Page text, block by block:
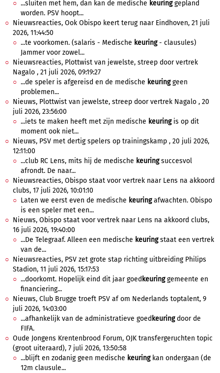
...sluiten met hem, dan kan de medische keuringgepland
worden. PSV hoopt...
Nieuwsreacties, Ook Obispo keert terug naar Eindhoven, 21 juli
2026, 11:44:50
...te voorkomen. (salaris - Medische keuring- clausules)
Jammer voor zowel...
Nieuwsreacties, Plottwist van jewelste, streep door vertrek
Nagalo , 21 juli 2026, 09:19:27
...de speler is afgereisd en de medische keuringgeen
problemen...
Nieuws, Plottwist van jewelste, streep door vertrek Nagalo , 20
juli 2026, 23:56:00
...iets te maken heeft met zijn medische keuringis op dit
moment ook niet...
Nieuws, PSV met dertig spelers op trainingskamp , 20 juli 2026,
12:11:00
...club RC Lens, mits hij de medische keuringsuccesvol
afrondt. De naar...
Nieuwsreacties, Obispo staat voor vertrek naar Lens na akkoord
clubs, 17 juli 2026, 10:01:10
Laten we eerst even de medische keuringafwachten. Obispo
is een speler met een...
Nieuws, Obispo staat voor vertrek naar Lens na akkoord clubs,
16 juli 2026, 19:40:00
...De Telegraaf. Alleen een medische keuringstaat een vertrek
van de...
Nieuwsreacties, PSV zet grote stap richting uitbreiding Philips
Stadion, 11 juli 2026, 15:17:53
...doorkomt. Hopelijk eind dit jaar goed keuringgemeente en
financiering...
Nieuws, Club Brugge troeft PSV af om Nederlands toptalent, 9
juli 2026, 14:03:00
...afhankelijk van de administratieve goed keuringdoor de
FIFA.
Oude Jongens Krentenbrood Forum, OJK transfergeruchten topic
(groot uiteraard), 7 juli 2026, 13:50:58
...blijft en zodanig geen medische keuringkan ondergaan (de
12m clausule...